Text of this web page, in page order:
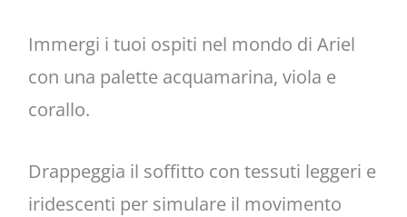
Immergi i tuoi ospiti nel mondo di Ariel
con una palette acquamarina, viola e
corallo.
Drappeggia il soffitto con tessuti leggeri e
iridescenti per simulare il movimento